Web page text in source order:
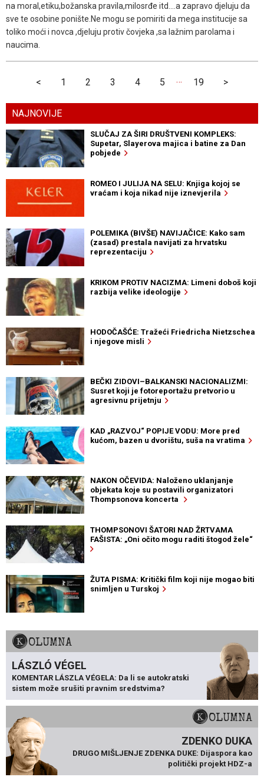
na moral,etiku,božanska pravila,milosrđe itd....a zapravo djeluju da
sve te osobine ponište.Ne mogu se pomiriti da mega institucije sa
toliko moći i novca ,djeluju protiv čovjeka ,sa lažnim parolama i
naucima.
< 1 2 3 4 5 … 19 >
NAJNOVIJE
SLUČAJ ZA ŠIRI DRUŠTVENI KOMPLEKS:
Supetar, Slayerova majica i batine za Dan
pobjede
ROMEO I JULIJA NA SELU: Knjiga kojoj se
vraćam i koja nikad nije iznevjerila
POLEMIKA (BIVŠE) NAVIJAČICE: Kako sam
(zasad) prestala navijati za hrvatsku
reprezentaciju
KRIKOM PROTIV NACIZMA: Limeni doboš koji
razbija velike ideologije
HODOČAŠĆE: Tražeći Friedricha Nietzschea
i njegove misli
BEČKI ZIDOVI–BALKANSKI NACIONALIZMI:
Susret koji je fotoreportažu pretvorio u
agresivnu prijetnju
KAD „RAZVOJ“ POPIJE VODU: More pred
kućom, bazen u dvorištu, suša na vratima
NAKON OČEVIDA: Naloženo uklanjanje
objekata koje su postavili organizatori
Thompsonova koncerta
THOMPSONOVI ŠATORI NAD ŽRTVAMA
FAŠISTA: „Oni očito mogu raditi štogod žele“
ŽUTA PISMA: Kritički film koji nije mogao biti
snimljen u Turskoj
KOLUMNA
LÁSZLÓ VÉGEL
KOMENTAR LÁSZLA VÉGELA: Da li se autokratski
sistem može srušiti pravnim sredstvima?
KOLUMNA
ZDENKO DUKA
DRUGO MIŠLJENJE ZDENKA DUKE: Dijaspora kao
politički projekt HDZ-a